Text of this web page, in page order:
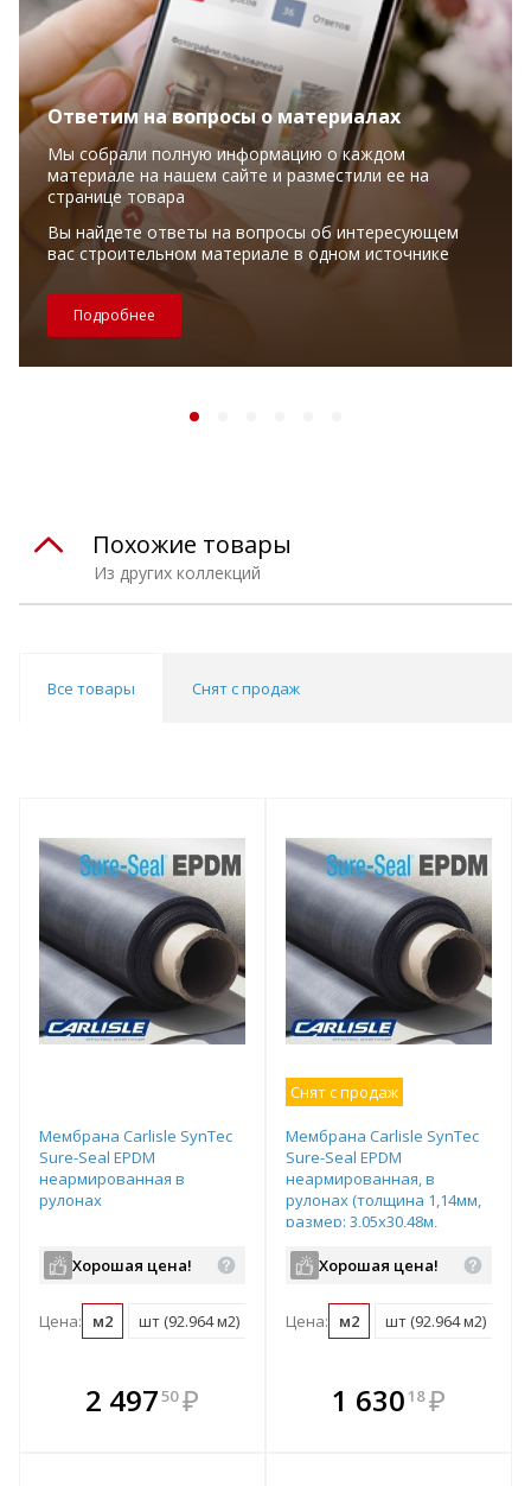
Ответим на вопросы о материалах
Мы собрали полную информацию о каждом
материале на нашем сайте и разместили ее на
странице товара
Вы найдете ответы на вопросы об интересующем
вас строительном материале в одном источнике
Подробнее
Из других коллекций
Похожие товары
Все товары Снят с продаж
Мембрана Carlisle SynTec
Sure-Seal EPDM
неармированная в
рулонах
Хорошая цена!
Цена: м2 шт (92.964 м2)
2 49750 ₽
В комплекте
всегда выгоднее!
Снят с продаж
Мембрана Carlisle SynTec
Sure-Seal EPDM
неармированная, в
рулонах (толщина 1,14мм,
размер: 3,05х30,48м,
Хорошая цена!
Цена: м2 шт (92.964 м2)
В комплекте
всегда выгоднее!
1 630 18 ₽